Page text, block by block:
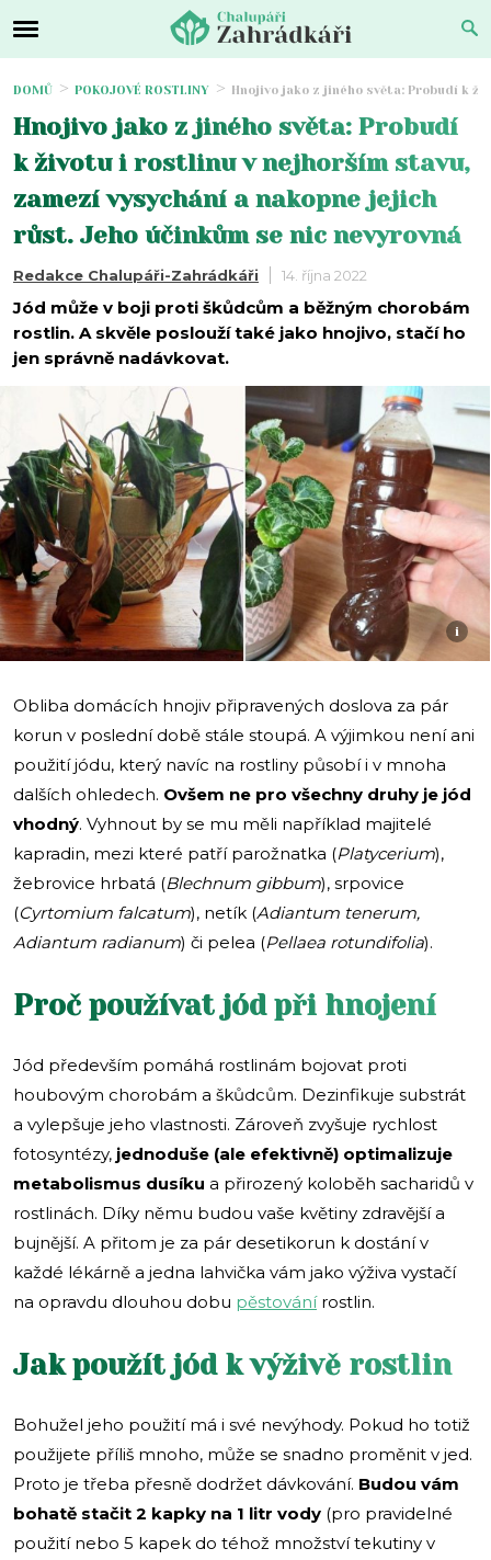
DOMŮ POKOJOVÉ ROSTLINY Hnojivo jako z jiného světa: Probudí k
Hnojivo jako z jiného světa: Probudí
k životu i rostlinu v nejhorším stavu,
zamezí vysychání a nakopne jejich
růst. Jeho účinkům se nic nevyrovná
Redakce Chalupáři-Zahrádkáři 14. října 2022
Jód může v boji proti škůdcům a běžným chorobám
rostlin. A skvěle poslouží také jako hnojivo, stačí ho
jen správně nadávkovat.
i
Obliba domácích hnojiv připravených doslova za pár
korun v poslední době stále stoupá. A výjimkou není ani
použití jódu, který navíc na rostliny působí i v mnoha
dalších ohledech. Ovšem ne pro všechny druhy je jód
vhodný. Vyhnout by se mu měli například majitelé
kapradin, mezi které patří parožnatka (Platycerium),
žebrovice hrbatá (Blechnum gibbum), srpovice
(Cyrtomium falcatum), netík (Adiantum tenerum,
Adiantum radianum) či pelea (Pellaea rotundifolia).
Proč používat jód při hnojení
Jód především pomáhá rostlinám bojovat proti
houbovým chorobám a škůdcům. Dezinfikuje substrát
a vylepšuje jeho vlastnosti. Zároveň zvyšuje rychlost
fotosyntézy, jednoduše (ale efektivně) optimalizuje
metabolismus dusíku a přirozený koloběh sacharidů v
rostlinách. Díky němu budou vaše květiny zdravější a
bujnější. A přitom je za pár desetikorun k dostání v
každé lékárně a jedna lahvička vám jako výživa vystačí
na opravdu dlouhou dobu pěstovánírostlin.
Jak použít jód k výživě rostlin
Bohužel jeho použití má i své nevýhody. Pokud ho totiž
použijete příliš mnoho, může se snadno proměnit v jed.
Proto je třeba přesně dodržet dávkování. Budou vám
bohatě stačit 2 kapky na 1 litr vody (pro pravidelné
použití nebo 5 kapek do téhož množství tekutiny v